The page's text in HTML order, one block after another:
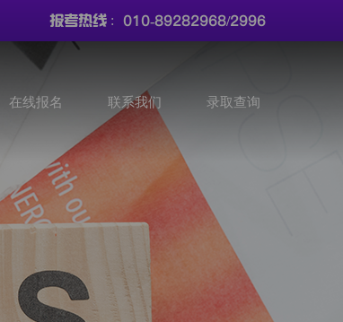
报考热线 : 010-89282968/2996
在线报名 联系我们 录取查询